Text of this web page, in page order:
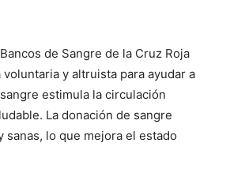
de Sangre de la Cruz Roja
y altruista para ayudar a
estimula la circulación
La donación de sangre
lo que mejora el estado